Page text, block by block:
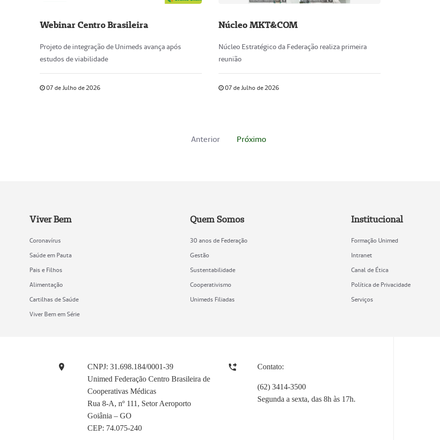
Webinar Centro Brasileira
Projeto de integração de Unimeds avança após
estudos de viabilidade
07 de Julho de 2026
Núcleo MKT&COM
Núcleo Estratégico da Federação realiza primeira
reunião
07 de Julho de 2026
Anterior Próximo
Viver Bem
Coronavírus
Saúde em Pauta
Pais e Filhos
Alimentação
Cartilhas de Saúde
Viver Bem em Série
Quem Somos
30 anos de Federação
Gestão
Sustentabilidade
Cooperativismo
Unimeds Filiadas
Institucional
Formação Unimed
Intranet
Canal de Ética
Política de Privacidade
Serviços
CNPJ: 31.698.184/0001-39
Unimed Federação Centro Brasileira de
Cooperativas Médicas
Rua 8-A, nº 111, Setor Aeroporto
Goiânia – GO
CEP: 74.075-240
Contato:
(62) 3414-3500
Segunda a sexta, das 8h às 17h.